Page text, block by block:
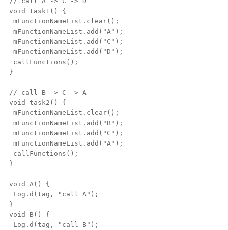
void task1() {
mFunctionNameList.clear();
mFunctionNameList.add("A");
mFunctionNameList.add("C");
mFunctionNameList.add("D");
callFunctions();
}
// call B -> C -> A
void task2() {
mFunctionNameList.clear();
mFunctionNameList.add("B");
mFunctionNameList.add("C");
mFunctionNameList.add("A");
callFunctions();
}
void A() {
Log.d(tag, "call A");
}
void B() {
Log.d(tag, "call B");